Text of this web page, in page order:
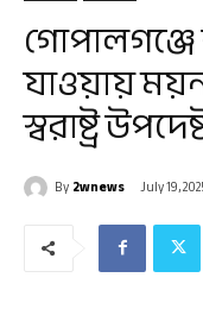
যাওয়ায়
স্বরাষ্ট্র
By2wnews July 19,